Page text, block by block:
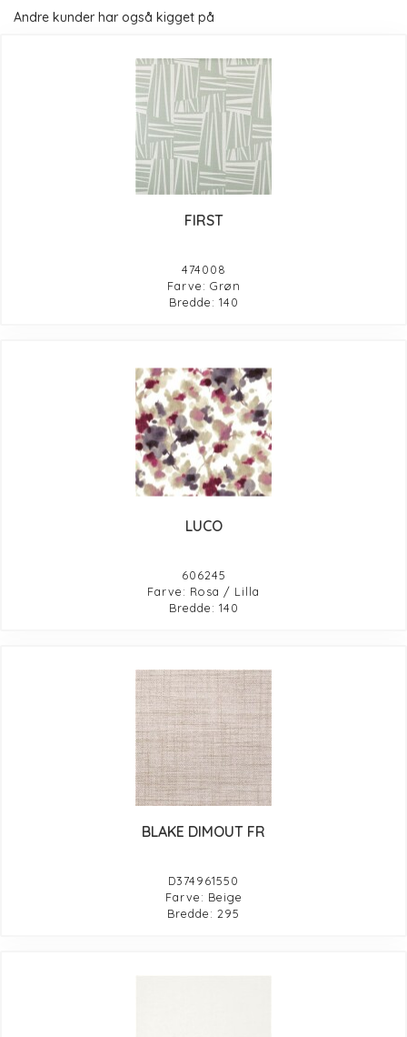
Andre kunder har også kigget på
FIRST
474008
Farve: Grøn
Bredde: 140
LUCO
606245
Farve: Rosa / Lilla
Bredde: 140
BLAKE DIMOUT FR
D374961550
Farve: Beige
Bredde: 295